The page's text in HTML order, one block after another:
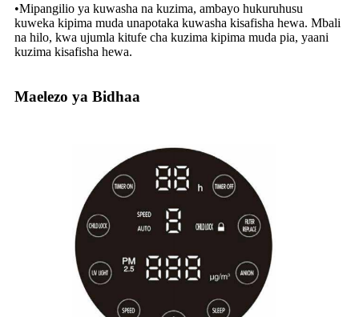
•Mipangilio ya kuwasha na kuzima, ambayo hukuruhusu
kuweka kipima muda unapotaka kuwasha kisafisha hewa. Mbali
na hilo, kwa ujumla kitufe cha kuzima kipima muda pia, yaani
kuzima kisafisha hewa.
Maelezo ya Bidhaa